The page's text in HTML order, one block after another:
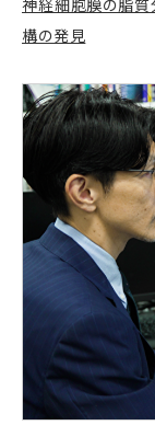
構の発見